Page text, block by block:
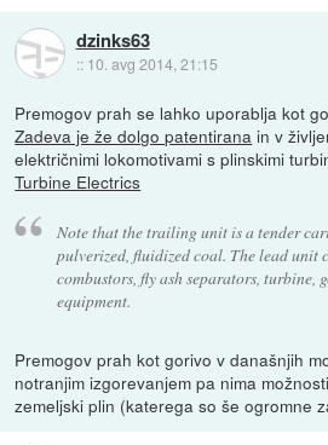
dzinks63
:: 10. avg 2014, 21:15
Premogov prah se lahko uporablja kot
Zadeva je že dolgo patentirana in v
električnimi lokomotivami s plinskimi
Turbine Electrics
Note that the trailing unit is a tender
pulverized, fluidized coal. The lead unit
combustors, fly ash separators, turbine,
equipment.
Premogov prah kot gorivo v današnjih
notranjim izgorevanjem pa nima
zemeljski plin (katerega so še ogromne